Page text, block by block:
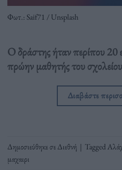
Φωτ.: Saif71 / Unsplash
Ο δράστης ήταν περίπου 20
πρώην μαθητής του
Διαβάστε
Δημοσιεύθηκε σεΔιεθνή | Tagged
μαχαιρι